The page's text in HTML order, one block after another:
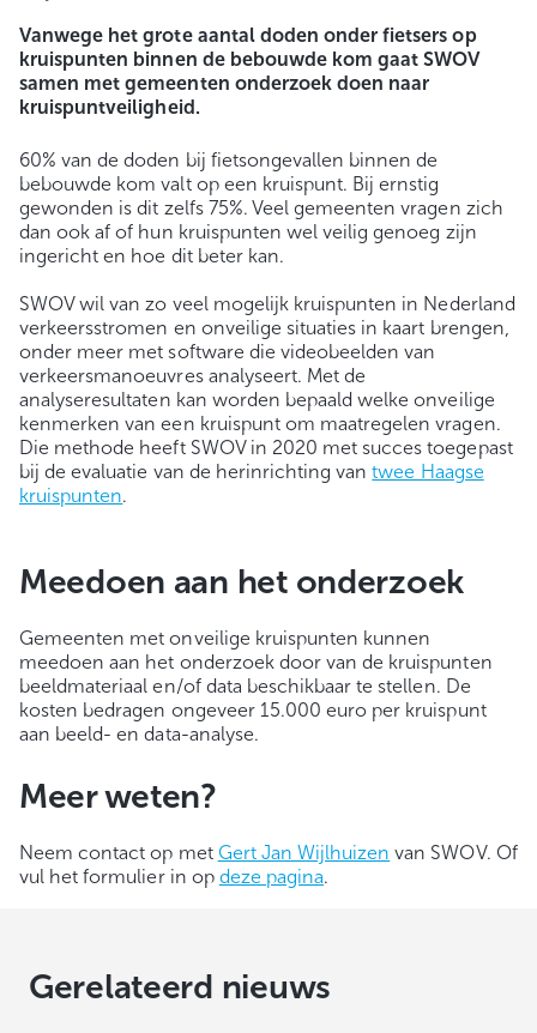
Vanwege het grote aantal doden onder fietsers op
kruispunten binnen de bebouwde kom gaat SWOV
samen met gemeenten onderzoek doen naar
kruispuntveiligheid.
60% van de doden bij fietsongevallen binnen de
bebouwde kom valt op een kruispunt. Bij ernstig
gewonden is dit zelfs 75%. Veel gemeenten vragen zich
dan ook af of hun kruispunten wel veilig genoeg zijn
ingericht en hoe dit beter kan.
SWOV wil van zo veel mogelijk kruispunten in Nederland
verkeersstromen en onveilige situaties in kaart brengen,
onder meer met software die videobeelden van
verkeersmanoeuvres analyseert. Met de
analyseresultaten kan worden bepaald welke onveilige
kenmerken van een kruispunt om maatregelen vragen.
Die methode heeft SWOV in 2020 met succes toegepast
bij de evaluatie van de herinrichting vantwee Haagse
kruispunten.
Meedoen aan het onderzoek
Gemeenten met onveilige kruispunten kunnen
meedoen aan het onderzoek door van de kruispunten
beeldmateriaal en/of data beschikbaar te stellen. De
kosten bedragen ongeveer 15.000 euro per kruispunt
aan beeld- en data-analyse.
Meer weten?
Neem contact op met Gert Jan Wijlhuizen van SWOV. Of
vul het formulier in op deze pagina.
Gerelateerd nieuws